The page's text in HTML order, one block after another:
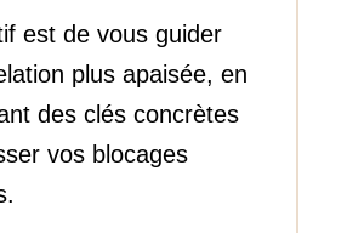
est de vous guider
plus apaisée, en
des clés concrètes
vos blocages